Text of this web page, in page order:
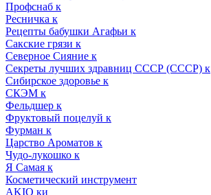
Профснаб к
Ресничка к
Рецепты бабушки Агафьи к
Сакские грязи к
Северное Сияние к
Секреты лучших здравниц СССР (СССР) к
Сибирское здоровье к
СКЭМ к
Фельдшер к
Фруктовый поцелуй к
Фурман к
Царство Ароматов к
Чудо-лукошко к
Я Самая к
Косметический инструмент
AKIO ки